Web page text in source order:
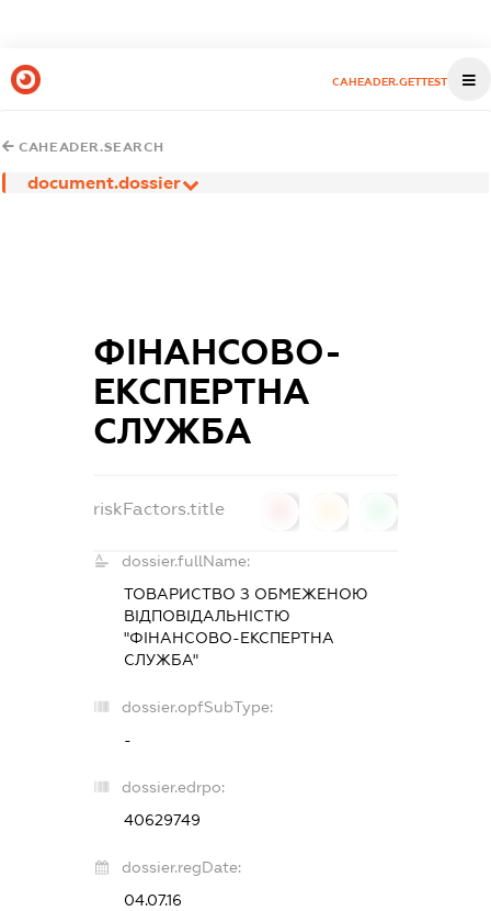
CAHEADER.GETTEST
CAHEADER.SEARCH
document.dossier
ФІНАНСОВО-
ЕКСПЕРТНА
СЛУЖБА
riskFactors.title
dossier.fullName:
ТОВАРИСТВО З ОБМЕЖЕНОЮ
ВІДПОВІДАЛЬНІСТЮ
"ФІНАНСОВО-ЕКСПЕРТНА
СЛУЖБА"
dossier.opfSubType:
-
dossier.edrpo:
40629749
dossier.regDate:
04.07.16